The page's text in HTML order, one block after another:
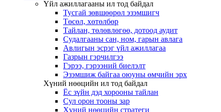
Үйл ажиллагааны ил тод байдал
Тусгай зөвшөөрөл эзэмшигч
Төсөл, хөтөлбөр
Тайлан, төлөвлөгөө, дотоод аудит
Судалгааны сан, ном, гарын авлага
Авлигын эсрэг үйл ажиллагаа
Газрын гэрчилгээ
Гэрээ, гэрээний биелэлт
Эзэмшиж байгаа оюуны өмчийн эрх
Хүний нөөцийн ил тод байдал
Ёс зүйн дэд хорооны тайлан
Сул орон тооны зар
Хүний нөөцийн стратеги